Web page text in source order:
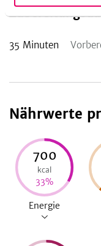
35 Minuten
Nährwerte
700
kcal
33%
Energie